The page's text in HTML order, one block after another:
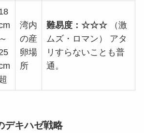
～
湾内
の産
卵場
所
難易度：☆☆☆（激
ムズ・ロマン） アタ
リすらないことも普
通。
デキハゼ戦略